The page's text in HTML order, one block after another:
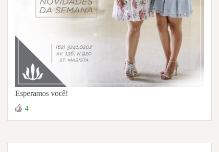
Esperamos você!
4